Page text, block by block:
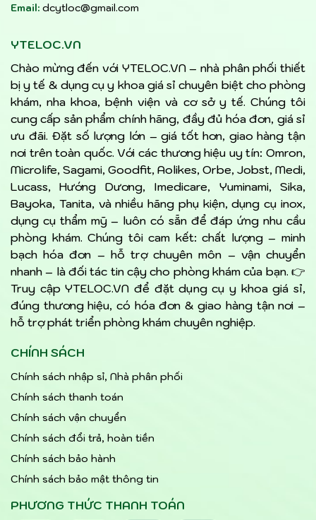
Email: dcytloc@gmail.com
YTELOC.VN
Chào mừng đến với YTELOC.VN – nhà phân phối thiết
bị y tế & dụng cụ y khoa giá sỉ chuyên biệt cho phòng
khám, nha khoa, bệnh viện và cơ sở y tế. Chúng tôi
cung cấp sản phẩm chính hãng, đầy đủ hóa đơn, giá sỉ
ưu đãi. Đặt số lượng lớn – giá tốt hơn, giao hàng tận
nơi trên toàn quốc. Với các thương hiệu uy tín: Omron,
Microlife, Sagami, Goodfit, Aolikes, Orbe, Jobst, Medi,
Lucass, Hướng Dương, Imedicare, Yuminami, Sika,
Bayoka, Tanita, và nhiều hãng phụ kiện, dụng cụ inox,
dụng cụ thẩm mỹ – luôn có sẵn để đáp ứng nhu cầu
phòng khám. Chúng tôi cam kết: chất lượng – minh
bạch hóa đơn – hỗ trợ chuyên môn – vận chuyển
nhanh – là đối tác tin cậy cho phòng khám của bạn. 👉
Truy cập YTELOC.VN để đặt dụng cụ y khoa giá sỉ,
đúng thương hiệu, có hóa đơn & giao hàng tận nơi –
hỗ trợ phát triển phòng khám chuyên nghiệp.
CHÍNH SÁCH
Chính sách nhập sỉ, Nhà phân phối
Chính sách thanh toán
Chính sách vận chuyển
Chính sách đổi trả, hoàn tiền
Chính sách bảo hành
Chính sách bảo mật thông tin
PHƯƠNG THỨC THANH TOÁN